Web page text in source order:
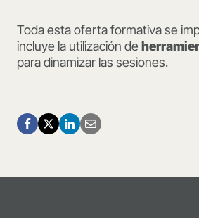
Toda esta oferta formativa se
incluye la utilización de
para dinamizar las sesiones.